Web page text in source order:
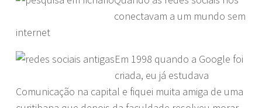
conectavam a um mundo sem
internet
Em 1998 quando a Google foi
criada, eu já estudava
Comunicação na capital e fiquei muita amiga de uma